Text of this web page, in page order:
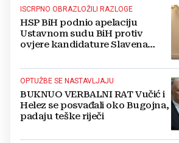
ISCRPNO OBRAZLOŽILI RAZLOGE
HSP BiH podnio apelaciju
Ustavnom sudu BiH protiv
ovjere kandidature Slavena
OPTUŽBE SE NASTAVLJAJU
BUKNUO VERBALNI RAT Vučić i
Helez se posvađali oko Bugojna,
padaju teške riječi